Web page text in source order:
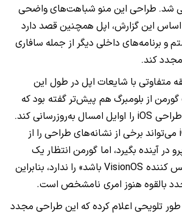
شد. طراحی این منو شباهت‌هایواضحی
اساس اینگزارش، اپل همچنینقصد دارد
و برنامه‌های داخلی دیگر از جمله سافاری
کند.
متفاوتی با شایعات اپل در طول این
گورمن از بلومبرگ هم پیش‌تر گفته بودکه
طراحی iOS را اوایل امسال به‌روزرسانیکند.
می‌تواند برخی از نشانه‌های طراحی را از
در آینده بگیرد، اما گورمن انتظار یک
کننده VisionOS باشد» را ندارد، بنابراین
بالقوه هنوز امری نامشخص است.
طور تلویحی اعلامکردهکه این طراحی مجدد